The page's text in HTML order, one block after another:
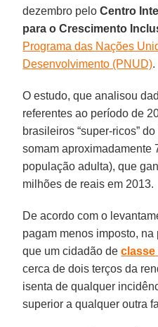
dezembro peloCentro
para o Crescimento
Programa das Nações
Desenvolvimento (PNUD).
O estudo, que analisou
referentes ao período de
brasileiros “super-ricos”
somam aproximadamente
população adulta), que
milhões de reais em 2013.
De acordo com o
pagam menos imposto,
que um cidadão declasse
cerca de dois terços da
isenta de qualquer
superior a qualquer outra